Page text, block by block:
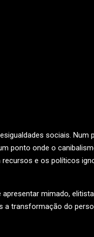
sociais. Num
ponto onde o
e os políticos
mimado,
a transformação do